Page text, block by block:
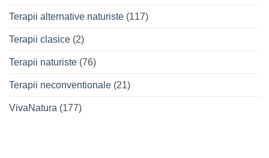
Terapii alternative naturiste (117)
Terapii clasice (2)
Terapii naturiste (76)
Terapii neconventionale (21)
VivaNatura (177)